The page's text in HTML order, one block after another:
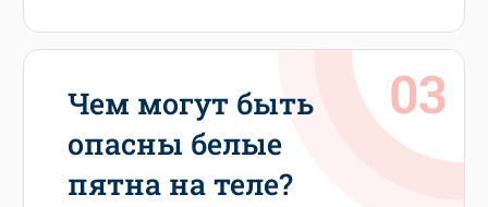
Чем могут быть
опасны белые
пятна на теле?